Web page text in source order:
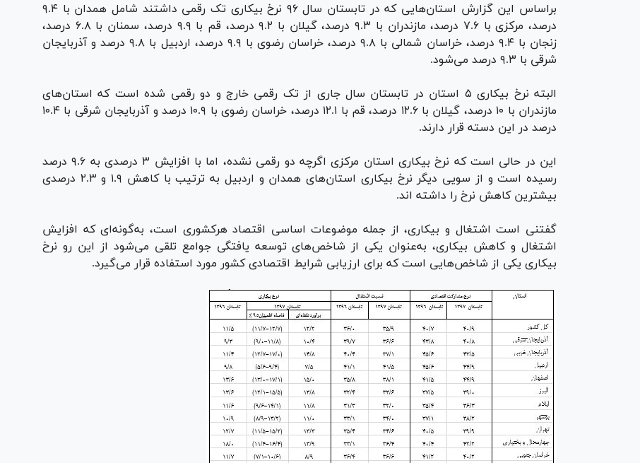
براساس این گزارش استان‌هایی که در تابستان سال ۹۶ نرخ بیکاری تک رقمی داشتند شامل همدان با ۹.۴
درصد، مرکزی با ۷.۶ درصد، مازندران با ۹.۳ درصد، گیلان با ۹.۲ درصد، قم با ۹.۹ درصد، سمنان با ۶.۸ درصد،
زنجان با ۹.۴ درصد، خراسان شمالی با ۹.۸ درصد، خراسان رضوی با ۹.۹ درصد، اردبیل با ۹.۸ درصد و آذربایجان
شرقی با ۹.۳ درصد می‌شود.
البته نرخ بیکاری ۵ استان در تابستان سال جاری از تک رقمی خارج و دو رقمی شده است که استان‌های
مازندران با ۱۰ درصد، گیلان با ۱۲.۶ درصد، قم با ۱۲.۱ درصد، خراسان رضوی با ۱۰.۹ درصد و آذربایجان شرقی با ۱۰.۴
درصد در این دسته قرار دارند.
این در حالی است که نرخ بیکاری استان مرکزی اگرچه دو رقمی نشده، اما با افزایش ۳ درصدی به ۹.۶ درصد
رسیده است و از سویی دیگر نرخ بیکاری استان‌های همدان و اردبیل به ترتیب با کاهش ۱.۹ و ۲.۳ درصدی
بیشترین کاهش نرخ را داشته اند.
گفتنی است اشتغال و بیکاری، از جمله موضوعات اساسی اقتصاد هرکشوری است، به‌گونه‌ای که افزایش
اشتغال و کاهش بیکاری، به‌عنوان یکی از شاخص‌های توسعه‌ یافتگی جوامع تلقی می‌شود از این رو نرخ
بیکاری یکی از شاخص‌هایی است که برای ارزیابی شرایط اقتصادی کشور مورد استفاده قرار می‌گیرد.